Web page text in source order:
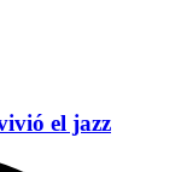
el jazz